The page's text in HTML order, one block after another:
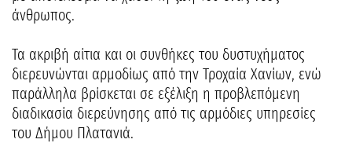
άνθρωπος.
Τα ακριβή αίτια και οι συνθήκες του δυστυχήματος
διερευνώνται αρμοδίως από την Τροχαία Χανίων, ενώ
παράλληλα βρίσκεται σε εξέλιξη η προβλεπόμενη
διαδικασία διερεύνησης από τις αρμόδιες υπηρεσίες
του Δήμου Πλατανιά.